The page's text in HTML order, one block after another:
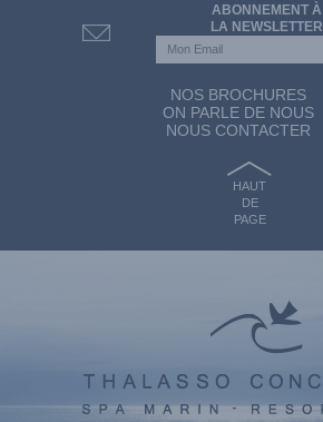
ABONNEMENT À
LA NEWSLETTER
NOS BROCHURES
ON PARLE DE NOUS
NOUS CONTACTER
HAUT
DE
PAGE